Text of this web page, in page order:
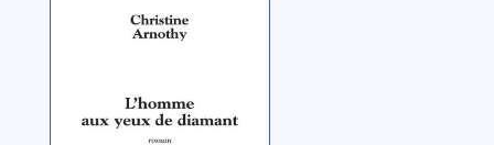
yeux de diamant:
Arnothy, Christine